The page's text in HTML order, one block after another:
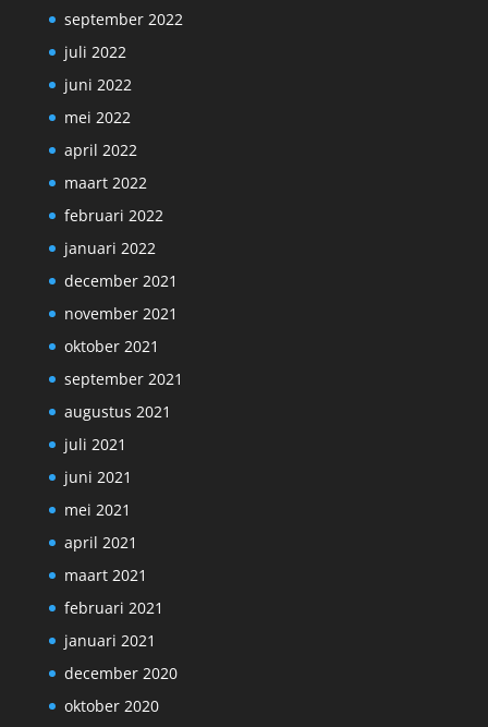
september 2022
juli 2022
juni 2022
mei 2022
april 2022
maart 2022
februari 2022
januari 2022
december 2021
november 2021
oktober 2021
september 2021
augustus 2021
juli 2021
juni 2021
mei 2021
april 2021
maart 2021
februari 2021
januari 2021
december 2020
oktober 2020